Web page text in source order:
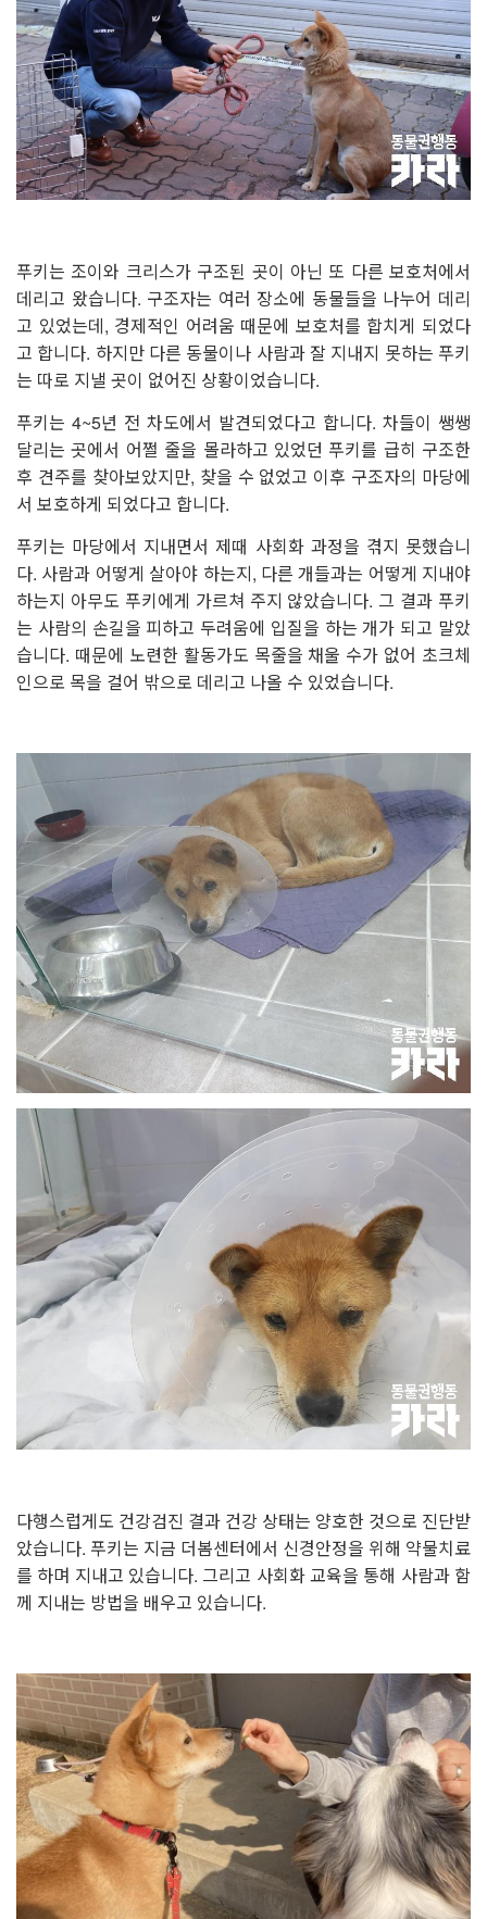
푸키는 조이와 크리스가 구조된 곳이 아닌 또 다른 보호처에서
데리고 왔습니다. 구조자는 여러 장소에 동물들을 나누어 데리
고 있었는데, 경제적인 어려움 때문에 보호처를 합치게 되었다
고 합니다. 하지만 다른 동물이나 사람과 잘 지내지 못하는 푸키
는 따로 지낼 곳이 없어진 상황이었습니다.
푸키는 4~5년 전 차도에서 발견되었다고 합니다. 차들이 쌩쌩
달리는 곳에서 어쩔 줄을 몰라하고 있었던 푸키를 급히 구조한
후 견주를 찾아보았지만, 찾을 수 없었고 이후 구조자의 마당에
서 보호하게 되었다고 합니다.
푸키는 마당에서 지내면서 제때 사회화 과정을 겪지 못했습니
다. 사람과 어떻게 살아야 하는지, 다른 개들과는 어떻게 지내야
하는지 아무도 푸키에게 가르쳐 주지 않았습니다. 그 결과 푸키
는 사람의 손길을 피하고 두려움에 입질을 하는 개가 되고 말았
습니다. 때문에 노련한 활동가도 목줄을 채울 수가 없어 초크체
인으로 목을 걸어 밖으로 데리고 나올 수 있었습니다.
다행스럽게도 건강검진 결과 건강 상태는 양호한 것으로 진단받
았습니다. 푸키는 지금 더봄센터에서 신경안정을 위해 약물치료
를 하며 지내고 있습니다. 그리고 사회화 교육을 통해 사람과 함
께 지내는 방법을 배우고 있습니다.